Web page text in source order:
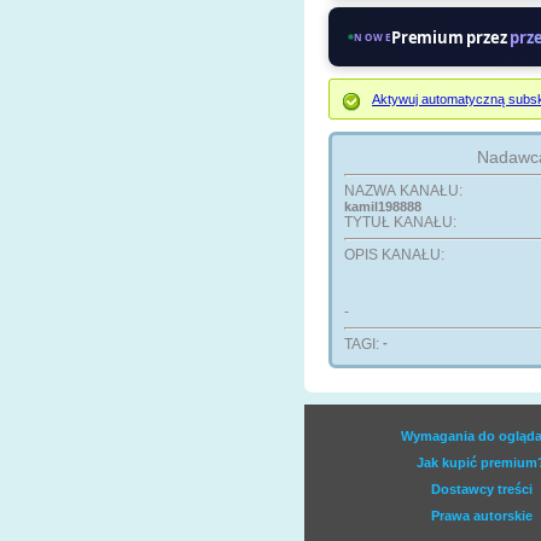
NOWEPremium przez
Aktywuj automatyczną
NAZWA KANAŁU:
kamil198888
TYTUŁ KANAŁU:
OPIS KANAŁU:
-
TAGI: -
Wymagania do
Jak kupić
Dostawcy treści
Prawa autorskie